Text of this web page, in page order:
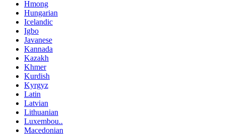
Hmong
Hungarian
Icelandic
Igbo
Javanese
Kannada
Kazakh
Khmer
Kurdish
Kyrgyz
Latin
Latvian
Lithuanian
Luxembou..
Macedonian